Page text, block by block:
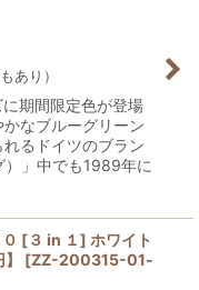
あり）
期間限定色が登場
なブルーグリーン
るドイツのブラン
）」中でも1989年に
[３ in １] ホワイト
[ZZ-200315-01-